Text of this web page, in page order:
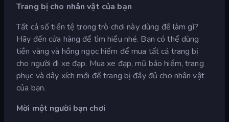
Trang bị cho nhân vật của bạn
Tất cả số tiền tệ trong trò chơi này dùng để làm gì?
Hãy đến cửa hàng để tìm hiểu nhé. Bạn có thể dùng
tiền vàng và hồng ngọc hiếm để mua tất cả trang bị
cho người đi xe đạp. Mua xe đạp, mũ bảo hiểm, trang
phục và dây xích mới để trang bị đầy đủ cho nhân vật
của bạn.
Mời một người bạn chơi